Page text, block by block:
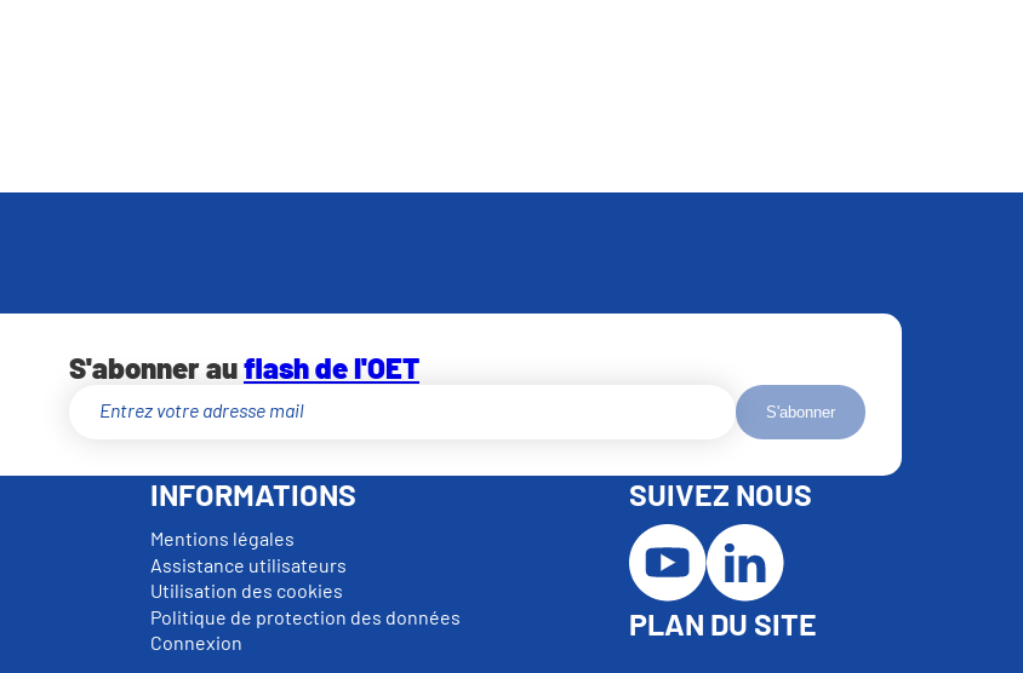
S'abonner auflash de l'OET
S'abonner
INFORMATIONS
Mentions légales
Assistance utilisateurs
Utilisation des cookies
Politique de protection des données
Connexion
SUIVEZ NOUS
PLAN DU SITE